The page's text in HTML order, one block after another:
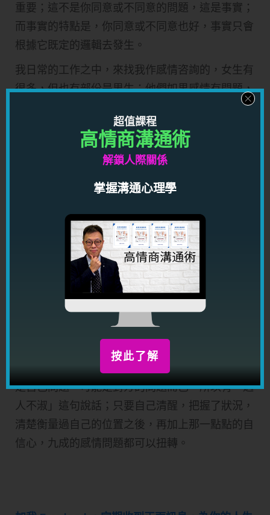
重要；這不是你同意或不同意的問題，這是事實；
而事實的特點是，你同意或不同意也好，事實只會
根據它既定的邏輯去發生。
​我日常的工作之中，來找我作感情咨詢的，女生有
很多，但也有部份是男生；他們如果感情有問題，
想法感性，並不代表他們沒有女朋友，相反，他們
有很多機會去結識女朋友，拍拖很多次也可以，只
是自己也不知道自己要甚麼而已；找到一個女朋
友，三個月就沒有感覺，就主動提出分手或吵架。
針對性就男方的經濟而言，我常對他們說，最重要
是讓自己的經濟好起來，也並不一定要很有錢，只
需要​能夠照顧到日常生活所需就可以了；如果自己
經濟狀況穏定，但卻遇到女方要求過高的時候，請
別擔心，未必是自己的問題，有可能是女方有問題
而已；最重要是機會，自己多把握機會在外面去
找，只要自己沒有問題，不難找到另外一個愛自己
這對女方而言也是一樣。現時的男朋友不好，未必
是自己問題，可能是對方的問題而已，所以有「遇
人不淑」這句說話；只要自己清醒，把握了狀況，
清楚衡量過自己的位置之後，再加上那一點點的自
信心，九成的感情問題都可以扭轉。​
超值課程
高情商溝通術
解鎖人際關係
掌握溝通心理學
按此了解